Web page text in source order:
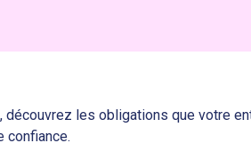
découvrez les obligations que votre
confiance.